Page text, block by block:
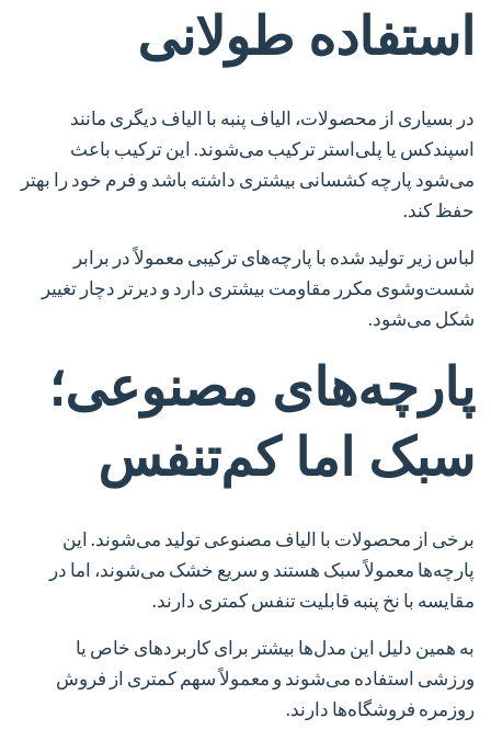
استفاده طولانی
در بسیاری از محصولات، الیاف پنبه با الیاف دیگری مانند
اسپندکس یا پلی‌استر ترکیب می‌شوند. این ترکیب باعث
می‌شود پارچه کشسانی بیشتری داشته باشد و فرم خود را بهتر
حفظ کند.
لباس زیر تولید شده با پارچه‌های ترکیبی معمولاً در برابر
شست‌وشوی مکرر مقاومت بیشتری دارد و دیرتر دچار تغییر
شکل می‌شود.
پارچه‌های مصنوعی؛
سبک اما کم‌تنفس
برخی از محصولات با الیاف مصنوعی تولید می‌شوند. این
پارچه‌ها معمولاً سبک هستند و سریع خشک می‌شوند، اما در
مقایسه با نخ پنبه قابلیت تنفس کمتری دارند.
به همین دلیل این مدل‌ها بیشتر برای کاربردهای خاص یا
ورزشی استفاده می‌شوند و معمولاً سهم کمتری از فروش
روزمره فروشگاه‌ها دارند.